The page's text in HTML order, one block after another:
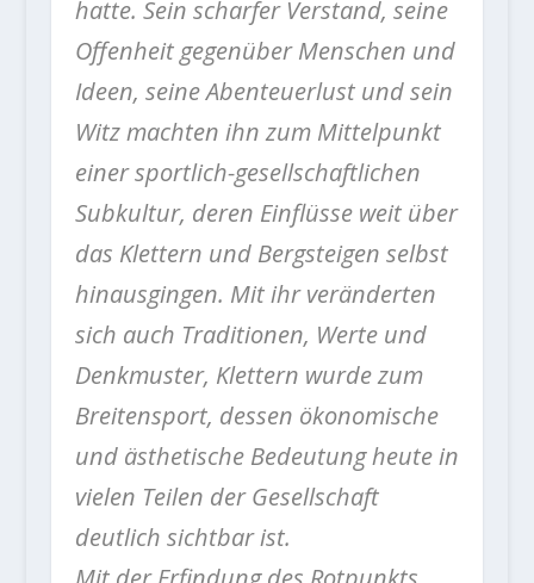
hatte. Sein scharfer Verstand, seine
Offenheit gegenüber Menschen und
Ideen, seine Abenteuerlust und sein
Witz machten ihn zum Mittelpunkt
einer sportlich-gesellschaftlichen
Subkultur, deren Einflüsse weit über
das Klettern und Bergsteigen selbst
hinausgingen. Mit ihr veränderten
sich auch Traditionen, Werte und
Denkmuster, Klettern wurde zum
Breitensport, dessen ökonomische
und ästhetische Bedeutung heute in
vielen Teilen der Gesellschaft
deutlich sichtbar ist.